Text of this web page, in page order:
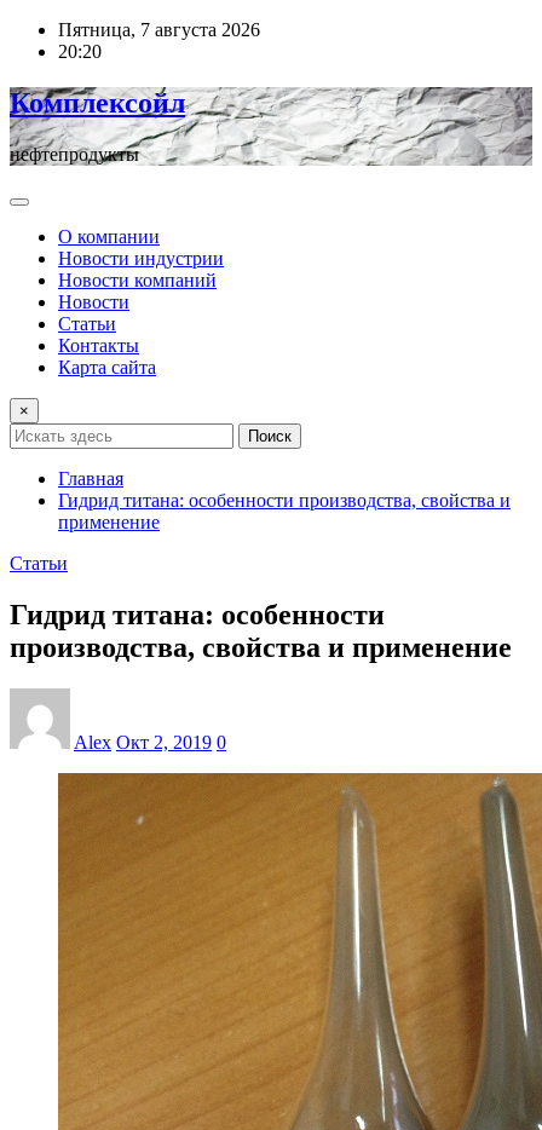
ПерейтиПятница, 7 августа 2026
20:20
Комплексойл
нефтепродукты
О компании
Новости индустрии
Новости компаний
Новости
Статьи
Контакты
Карта сайта
×
Поиск
Главная
Гидрид титана: особенности производства, свойства и
применение
Статьи
Гидрид титана: особенности
производства, свойства и применение
Alex Окт 2, 2019 0